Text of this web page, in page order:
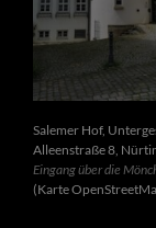
Salemer Hof,
Alleenstraße 8,
Eingang über die
(Karte